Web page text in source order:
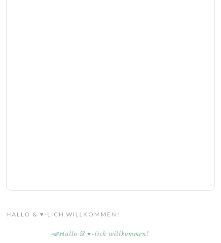
HALLO & ♥-LICH WILLKOMMEN!